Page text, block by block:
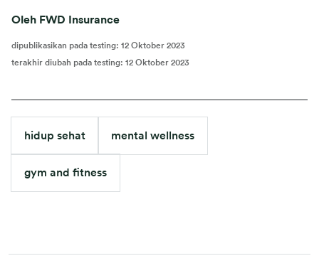
Oleh FWD Insurance
dipublikasikan pada testing: 12 Oktober 2023
terakhir diubah pada testing: 12 Oktober 2023
hidup sehat mental wellness
gym and fitness